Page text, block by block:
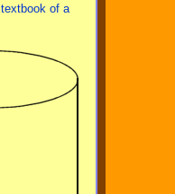
of a